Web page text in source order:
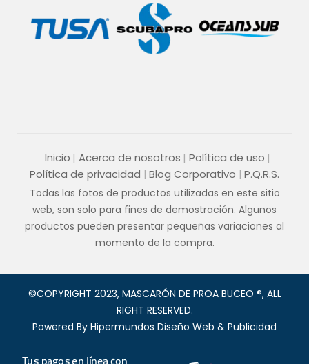
Inicio Acerca de nosotros
Política de uso
Política de privacidad
Blog Corporativo P.Q.R.S.
Todas las fotos de productos utilizadas en este sitio
web, son solo para fines de demostración. Algunos
productos pueden presentar pequeñas variaciones al
momento de la compra.
©COPYRIGHT 2023, MASCARÓN DE PROA BUCEO ®, ALL
RIGHT RESERVED.
Powered By Hipermundos Diseño Web & Publicidad